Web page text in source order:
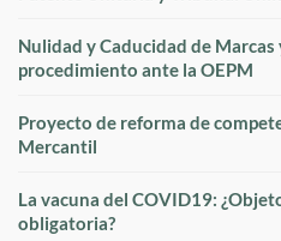
Nulidad y Caducidad de
procedimiento ante la OEPM
Proyecto de reforma de
Mercantil
La vacuna del COVID19:
obligatoria?